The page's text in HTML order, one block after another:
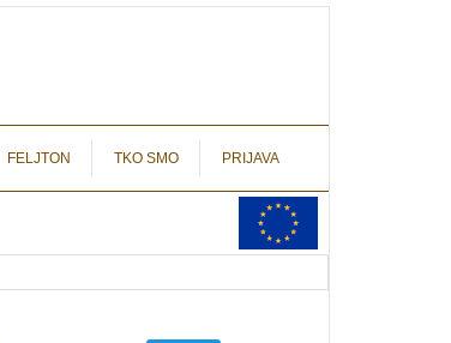
FELJTON TKO SMO PRIJAVA